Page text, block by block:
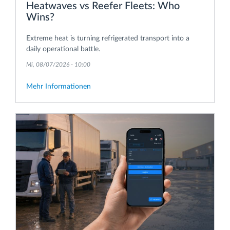
Heatwaves vs Reefer Fleets: Who
Wins?
Extreme heat is turning refrigerated transport into a
daily operational battle.
Mi, 08/07/2026 - 10:00
Mehr Informationen